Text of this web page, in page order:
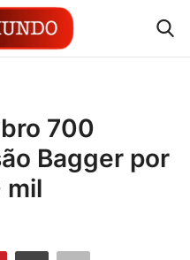
700
Bagger por
mil